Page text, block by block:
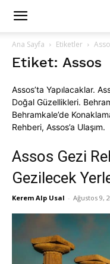
Ana Sayfa Etiketler
Etiket: Assos
Assos’ta Yapılacaklar.
Doğal Güzellikleri.
Behramkale’de
Rehberi, Assos’a Ulaşım.
Assos Gezi
Gezilecek
Kerem Alp Usal - Ağustos 9,